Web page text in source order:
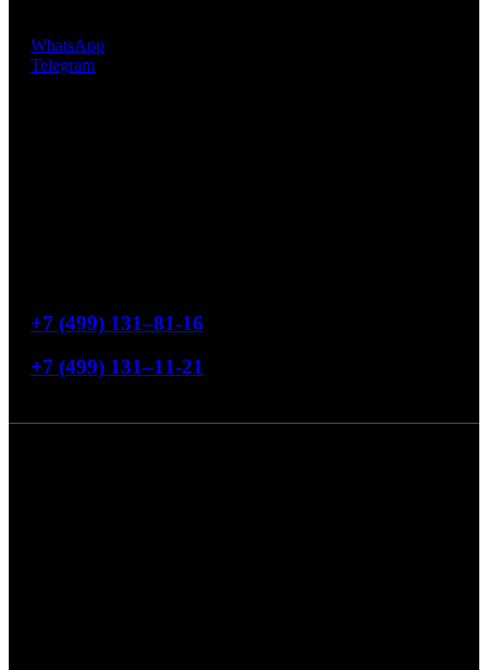
WhatsApp
Telegram
+7 (499) 131–81-16
+7 (499) 131–11-21